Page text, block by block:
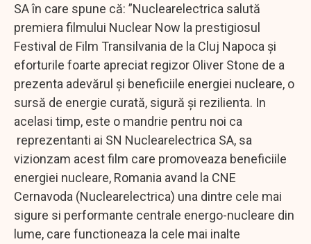
SA în care spune că: ”Nuclearelectrica salută
premiera filmului Nuclear Now la prestigiosul
Festival de Film Transilvania de la Cluj Napoca și
eforturile foarte apreciat regizor Oliver Stone de a
prezenta adevărul și beneficiile energiei nucleare, o
sursă de energie curată, sigură și rezilienta. In
acelasi timp, este o mandrie pentru noi ca
reprezentanti ai SN Nuclearelectrica SA, sa
vizionzam acest film care promoveaza beneficiile
energiei nucleare, Romania avand la CNE
Cernavoda (Nuclearelectrica) una dintre cele mai
sigure si performante centrale energo-nucleare din
lume, care functioneaza la cele mai inalte